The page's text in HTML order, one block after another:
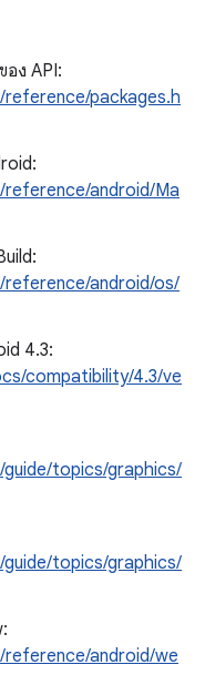
อง API:
packages.h
android/Ma
android/os/
4.3:
compatibility/4.3/ve
topics/graphics/
topics/graphics/
android/we